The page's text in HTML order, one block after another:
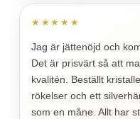
★★★★★
Jag är jättenöjd och
Det är prisvärt så att
kvalitén. Beställt
rökelser och ett
som en måne. Allt har